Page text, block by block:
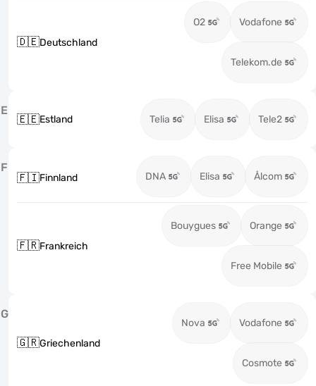
🇩🇪Deutschland
O2 Vodafone
Telekom.de
E
🇪🇪Estland Telia Elisa Tele2
F
🇫🇮Finnland DNA Elisa Ålcom
🇫🇷Frankreich
Bouygues Orange
Free Mobile
G
🇬🇷Griechenland
Nova Vodafone
Cosmote